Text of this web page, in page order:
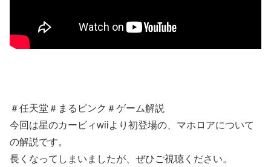
＃任天堂＃まるピンク＃ゲーム解説
今回は星のカービィwiiより初登場の、マホロアについて
の解説です。
長くなってしまいましたが、ぜひご視聴ください。